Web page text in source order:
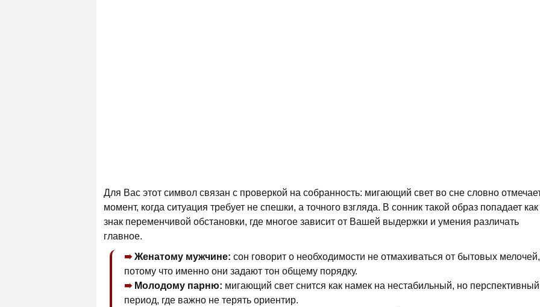
Для Вас этот символ связан с проверкой на собранность: мигающий свет во сне словно
момент, когда ситуация требует не спешки, а точного взгляда. В сонник такой образ попадает как
знак переменчивой обстановки, где многое зависит от Вашей выдержки и умения различать
главное.
Женатому мужчине: сон говорит о необходимости не отмахиваться от бытовых мелочей,
потому что именно они задают тон общему порядку.
Молодому парню: мигающий свет снится как намек на нестабильный, но перспективный
период, где важно не терять ориентир.